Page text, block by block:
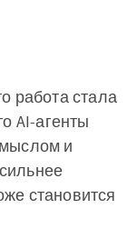
работа стала
AI-агенты
и
становится